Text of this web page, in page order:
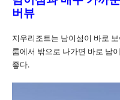
버뷰
지우리조트는 남이섬이 바로
룸에서 밖으로 나가면 바로 남
좋다.